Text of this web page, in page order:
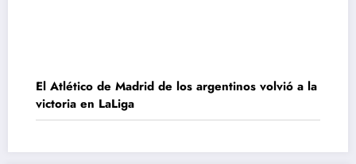
El Atlético de Madrid de los argentinos volvió a la
victoria en LaLiga